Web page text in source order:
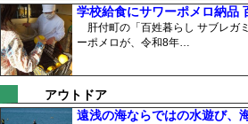
学校給食にサワーポメロ納品
肝付町の「百姓暮らし サブレガ
ーポメロが、令和8年…
アウトドア
遠浅の海ならではの水遊び、